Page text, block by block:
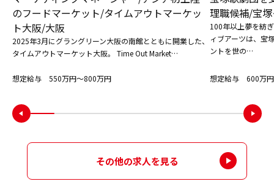
のフードマーケット/タイムアウトマーケッ
ト大阪/大阪
2025年3月にグラングリーン大阪の南館とともに開業した、
タイムアウトマーケット大阪。 Time Out Market…
想定給与 550万円〜800万円
理職候補/宝
100年以上夢を紡
ィブアーツは、宝
ントを世の…
想定給与 600万
その他の求人を見る